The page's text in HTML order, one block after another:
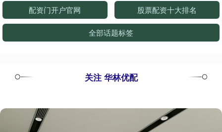
配资门开户官网 股票配资十大排名
全部话题标签
关注 华林优配